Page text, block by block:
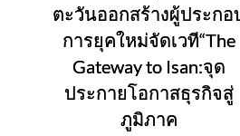
ตะวันออกสร้างผู้ประกอ
การยุคใหม่จัดเวที“The
Gateway to Isan:จุด
ประกายโอกาสธุรกิจสู่
ภูมิภาค